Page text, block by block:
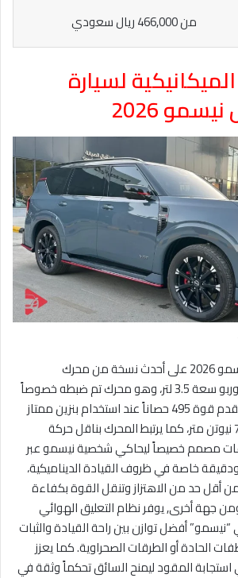
من 466,000 ريال سعودي
لسيارة
2026
تعتمد نيسان باترول نيسمو 2026 على أحدث نسخة من محرك
VR35DDTT مزدوج التوربو سعة 3.5 لتر، وهو محرك تم ضبطه خصوصاً
لهذا الإصدار الرياضي ليقدم قوة 495 حصاناً عند استخدام بنزين ممتاز
مع عزم دوران يبلغ 700 نيوتن متر، كما يرتبط المحرك بناقل حركة
من 9 سرعات مصمم خصيصاً ليحاكي شخصية نيسمو عبر
خاصة في ظروف القيادة الديناميكية،
أقل حد من الاهتزاز وتنقل القوة بكفاءة
جهة أخرى, يوفر نظام التعليق الهوائي
أفضل توازن بين راحة القيادة والثبات
الحادة أو الطرقات الصحراوية. كما يعزز
استجابة المقود ليمنح السائق تحكماً وثقة في